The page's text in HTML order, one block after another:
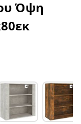
Όψη